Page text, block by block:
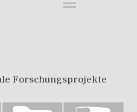
Forschungsprojekte